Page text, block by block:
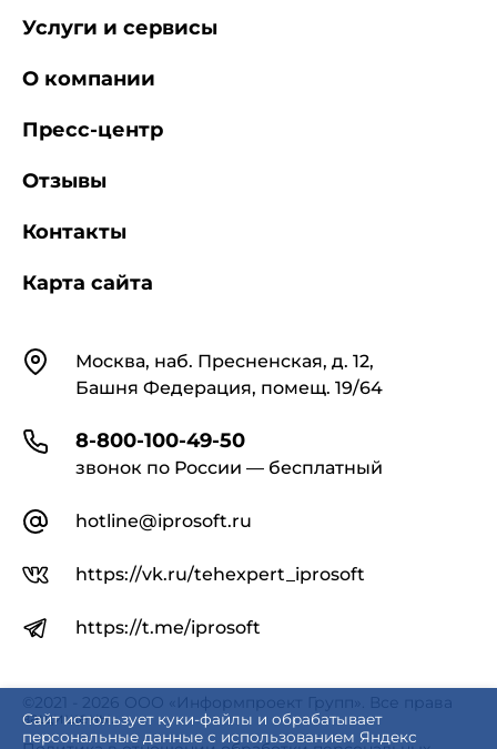
Сайт использует куки-файлы и обрабатывает
персональные данные с использованием Яндекс
КонтактыМосква, наб. Пресненская, д. 12,
Башня Федерация, помещ. 19/64
8-800-100-49-50
звонок по России — бесплатный
hotline@iprosoft.ru
https://vk.ru/tehexpert_iprosoft
https://t.me/iprosoft
Услуги и сервисы
О компании
Пресс-центр
Отзывы
Контакты
Карта сайта
©2021 - 2026 ООО «Информпроект Групп». Все права
защищены.